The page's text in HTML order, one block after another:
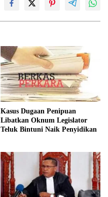
Kasus Dugaan Penipuan
Libatkan Oknum Legislator
Teluk Bintuni Naik Penyidikan